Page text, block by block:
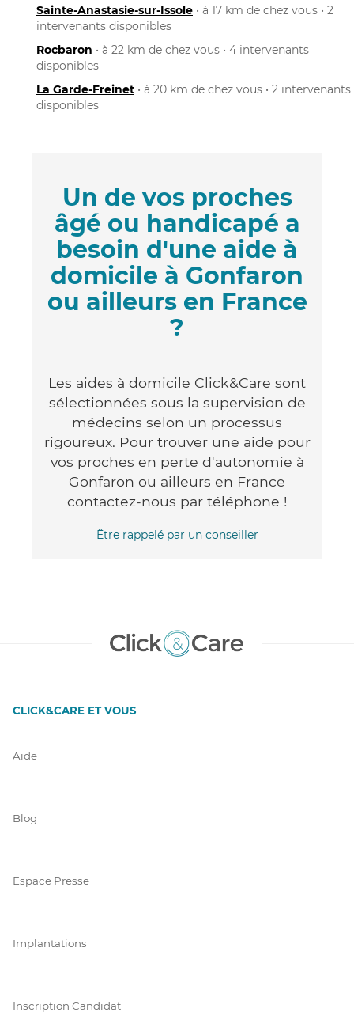
Sainte-Anastasie-sur-Issole • à 17 km de chez vous • 2
intervenants disponibles
Rocbaron • à 22 km de chez vous • 4 intervenants
disponibles
La Garde-Freinet • à 20 km de chez vous • 2 intervenants
disponibles
Un de vos proches
âgé ou handicapé a
besoin d'une aide à
domicile à Gonfaron
ou ailleurs en France
?
Les aides à domicile Click&Care sont
sélectionnées sous la supervision de
médecins selon un processus
rigoureux. Pour trouver une aide pour
vos proches en perte d'autonomie à
Gonfaron ou ailleurs en France
contactez-nous par téléphone !
Être rappelé par un conseiller
CLICK&CARE ET VOUS
Aide
Blog
Espace Presse
Implantations
Inscription Candidat